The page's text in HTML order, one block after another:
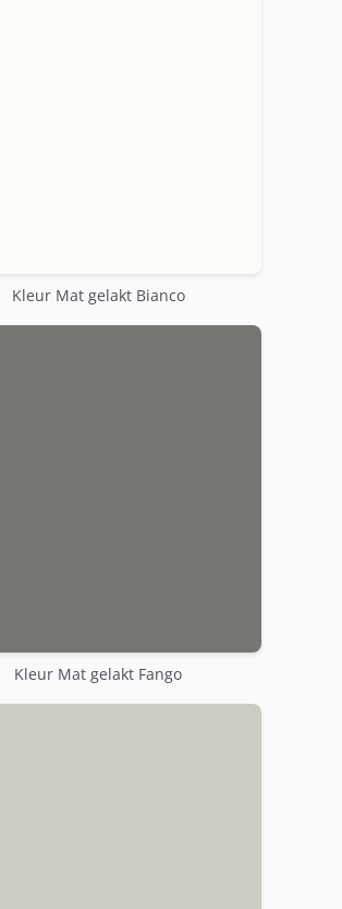
Kleur Mat gelakt Bianco
Kleur Mat gelakt Fango